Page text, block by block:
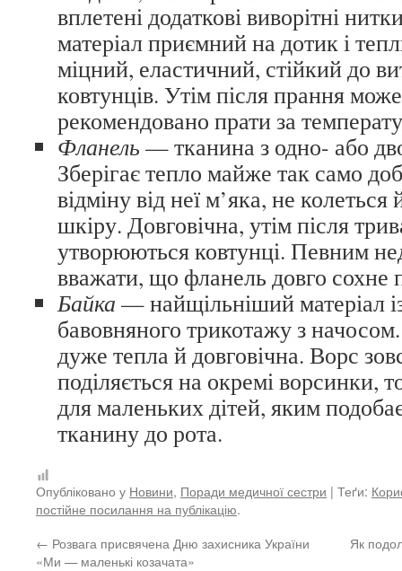
вплетені додаткові виворітні
матеріал приємний на дотик і
міцний, еластичний, стійкий до
ковтунців. Утім після прання
рекомендовано прати за
Фланель — тканина з одно- або
Зберігає тепло майже так само
відміну від неї м’яка, не
шкіру. Довговічна, утім після
утворюються ковтунці. Певним
вважати, що фланель довго сохне
Байка — найщільніший матеріал
бавовняного трикотажу з
дуже тепла й довговічна. Ворс
поділяється на окремі ворсинки,
для маленьких дітей, яким
тканину до рота.
Опубліковано у Новини, Поради медичної сестри | Теґи:
постійне посилання на публікацію.
← Розвага присвячена Дню захисника України
«Ми — маленькі козачата»
Як